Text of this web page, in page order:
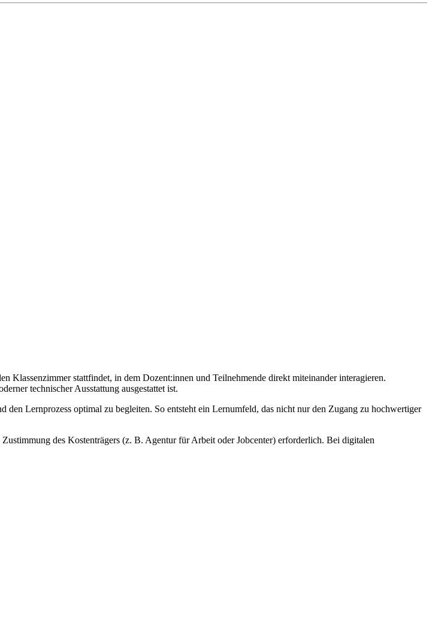
Klassenzimmer stattfindet, in dem Dozent:innen und Teilnehmende direkt miteinander interagieren.
technischer Ausstattung ausgestattet ist.
Lernprozess optimal zu begleiten. So entsteht ein Lernumfeld, das nicht nur den Zugang zu hochwertiger
des Kostenträgers (z. B. Agentur für Arbeit oder Jobcenter) erforderlich. Bei digitalen